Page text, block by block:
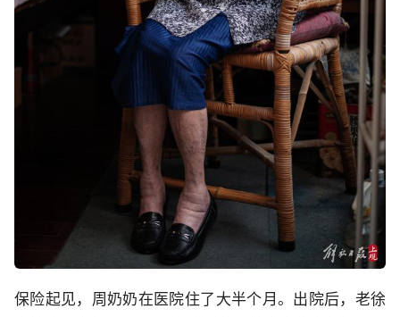
保险起见，周奶奶在医院住了大半个月。出院后，老徐